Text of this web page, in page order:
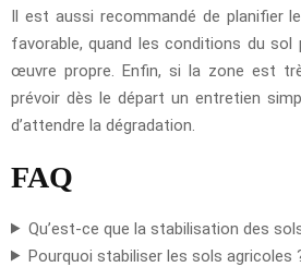
Il est aussi recommandé de planifier
favorable, quand les conditions du
œuvre propre. Enfin, si la zone est
prévoir dès le départ un entretien
d’attendre la dégradation.
FAQ
Qu’est-ce que la stabilisation des
Pourquoi stabiliser les sols agricoles